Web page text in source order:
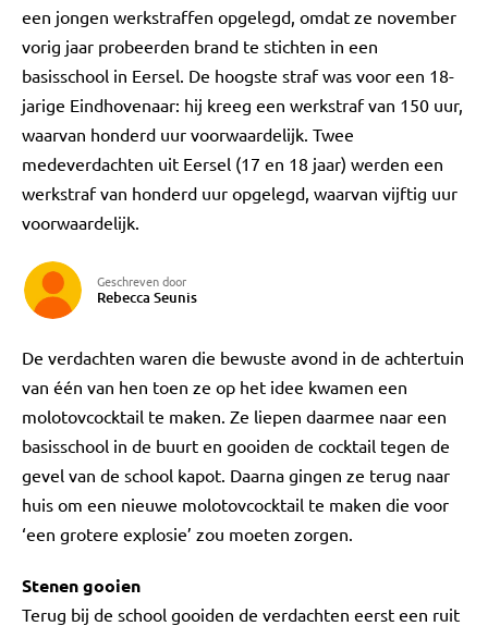
een jongen werkstraffen opgelegd, omdat ze november
vorig jaar probeerden brand te stichten in een
basisschool in Eersel. De hoogste straf was voor een 18-
jarige Eindhovenaar: hij kreeg een werkstraf van 150 uur,
waarvan honderd uur voorwaardelijk. Twee
medeverdachten uit Eersel (17 en 18 jaar) werden een
werkstraf van honderd uur opgelegd, waarvan vijftig uur
voorwaardelijk.
Geschreven door
Rebecca Seunis
De verdachten waren die bewuste avond in de achtertuin
van één van hen toen ze op het idee kwamen een
molotovcocktail te maken. Ze liepen daarmee naar een
basisschool in de buurt en gooiden de cocktail tegen de
gevel van de school kapot. Daarna gingen ze terug naar
huis om een nieuwe molotovcocktail te maken die voor
‘een grotere explosie’ zou moeten zorgen.
Stenen gooien
Terug bij de school gooiden de verdachten eerst een ruit